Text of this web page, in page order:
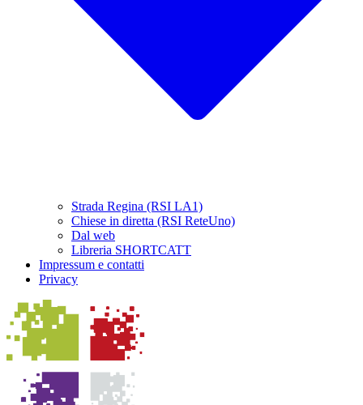
Strada Regina (RSI LA1)
Chiese in diretta (RSI ReteUno)
Dal web
Libreria SHORTCATT
Impressum e contatti
Privacy